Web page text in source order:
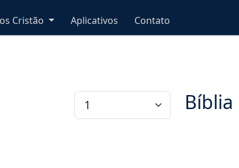
Cristão Aplicativos Contato
Bíblia